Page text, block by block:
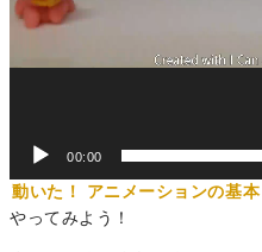
00:00
動いた！ アニメーションの基本
やってみよう！